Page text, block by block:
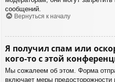
сообщений.
Вернуться к началу
Я получил спам или
кого-то с этой
Мы сожалеем об этом. Форма
включает меры